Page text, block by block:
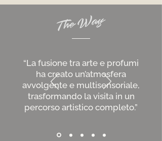
“La fusione tra arte e profumi
ha creato un’atmosfera
avvolgente e multisensoriale,
trasformando la visita in un
percorso artistico completo.”